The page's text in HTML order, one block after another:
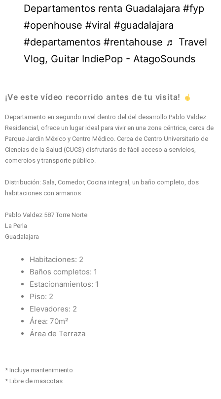
Departamentos renta Guadalajara #fyp
#openhouse #viral #guadalajara
#departamentos #rentahouse ♬ Travel
Vlog, Guitar IndiePop - AtagoSounds
¡Ve este vídeo recorrido antes de tu visita!
Departamento en segundo nivel dentro del del desarrollo Pablo Valdez
Residencial, ofrece un lugar ideal para vivir en una zona céntrica, cerca de
Parque Jardin México y Centro Médico. Cerca de Centro Universitario de
Ciencias de la Salud (CUCS) disfrutarás de fácil acceso a servicios,
comercios y transporte público.
Distribución: Sala, Comedor, Cocina integral, un baño completo, dos
habitaciones con armarios
Pablo Valdez 587 Torre Norte
La Perla
Guadalajara
Habitaciones: 2
Baños completos: 1
Estacionamientos: 1
Piso: 2
Elevadores: 2
Área: 70m²
Área de Terraza
* Incluye mantenimiento
* Libre de mascotas